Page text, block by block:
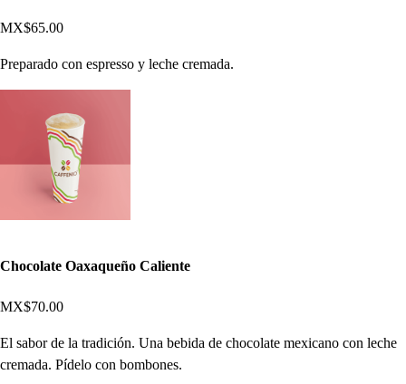
MX$65.00
Preparado con espresso y leche cremada.
Chocolate Oaxaqueño Caliente
MX$70.00
El sabor de la tradición. Una bebida de chocolate mexicano con leche
cremada. Pídelo con bombones.